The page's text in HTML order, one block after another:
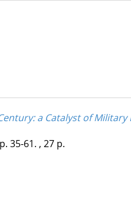
a Catalyst of
35-61. , 27 p.